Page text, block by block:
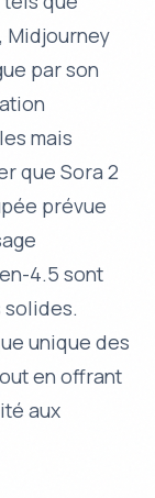
Midjourney
par son
mais
que Sora 2
prévue
4.5 sont
solides.
unique des
en offrant
aux